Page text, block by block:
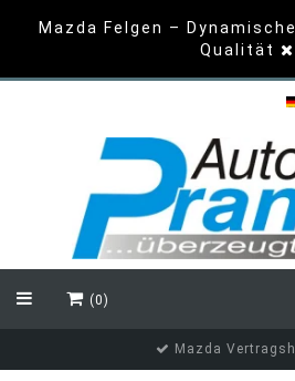
Mazda Felgen –
Qualität
(0)
Top